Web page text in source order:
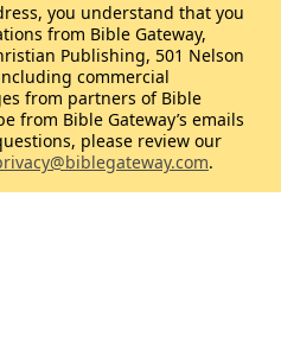
you understand that you
from Bible Gateway,
Publishing, 501 Nelson
commercial
from partners of Bible
from Bible Gateway’s emails
please review our
.